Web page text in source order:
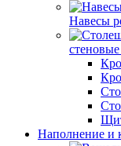
Навесы
Наполнение и